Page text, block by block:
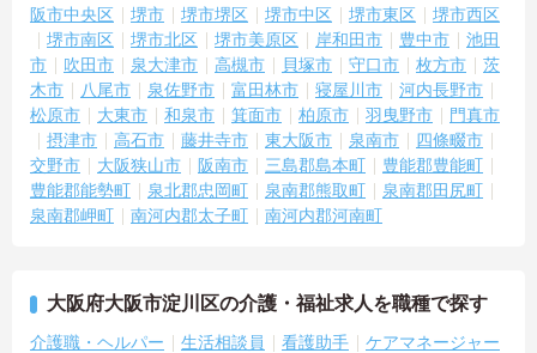
阪市中央区
堺市 堺市堺区 堺市中区 堺市東区
堺市西区
堺市南区
堺市北区 堺市美原区 岸和田市 豊中市
池田
市
吹田市 泉大津市 高槻市 貝塚市 守口市 枚方市
茨
木市
八尾市 泉佐野市 富田林市 寝屋川市
河内長野市
松原市
大東市 和泉市 箕面市 柏原市 羽曳野市
門真市
摂津市
高石市 藤井寺市 東大阪市 泉南市
四條畷市
交野市
大阪狭山市 阪南市 三島郡島本町
豊能郡豊能町
豊能郡能勢町
泉北郡忠岡町 泉南郡熊取町
泉南郡田尻町
泉南郡岬町
南河内郡太子町 南河内郡河南町
大阪府大阪市淀川区の介護・福祉求人を職種で探す
介護職・ヘルパー 生活相談員 看護助手
ケアマネージャー